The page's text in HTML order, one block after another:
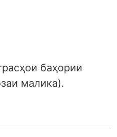
баҳории
малика).